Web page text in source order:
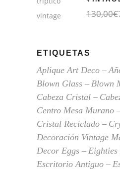
130,00€
El
precio
El
precio
ETIQUETAS
Aplique Art Deco
Blown Glass
Blown
Cabeza Cristal
Centro Mesa Murano
Cristal Reciclado
Decoración Vintage
Decor Eggs
Eighties
Escritorio Antiguo